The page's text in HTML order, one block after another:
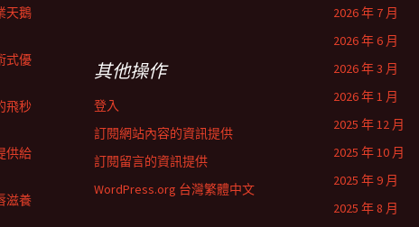
天鵝
式優
飛秒
供給
滋養
2026 年 7 月
2026 年 6 月
2026 年 3 月
2026 年 1 月
2025 年 12 月
2025 年 10 月
2025 年 9 月
2025 年 8 月
其他操作
登入
訂閱網站內容的資訊提供
訂閱留言的資訊提供
WordPress.org 台灣繁體中文